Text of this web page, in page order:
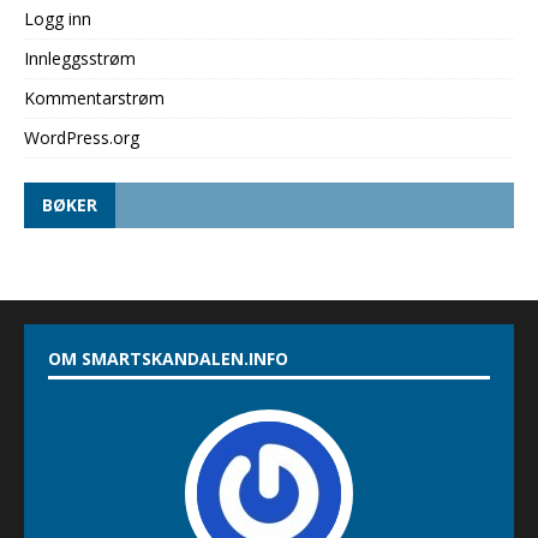
Logg inn
Innleggsstrøm
Kommentarstrøm
WordPress.org
BØKER
OM SMARTSKANDALEN.INFO